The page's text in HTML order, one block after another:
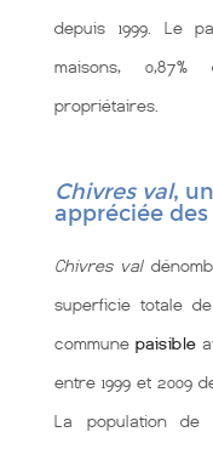
depuis 1999. Le
maisons, 0,87%
propriétaires.
Chivres val,
appréciée
Chivres val
superficie totale
commune paisible
entre 1999 et 2009
La population de